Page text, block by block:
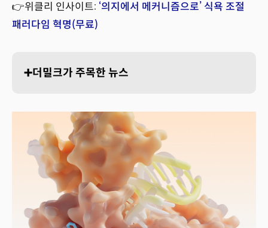
👉위클리 인사이트: ‘의지에서 메커니즘으로’ 식욕 조절
패러다임 혁명(무료)
➕더밀크가 주목한 뉴스